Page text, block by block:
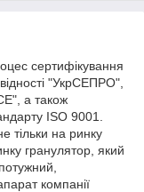
сертифікування
"УкрСЕПРО",
а також
ISO 9001.
тільки на ринку
гранулятор, який
компанії